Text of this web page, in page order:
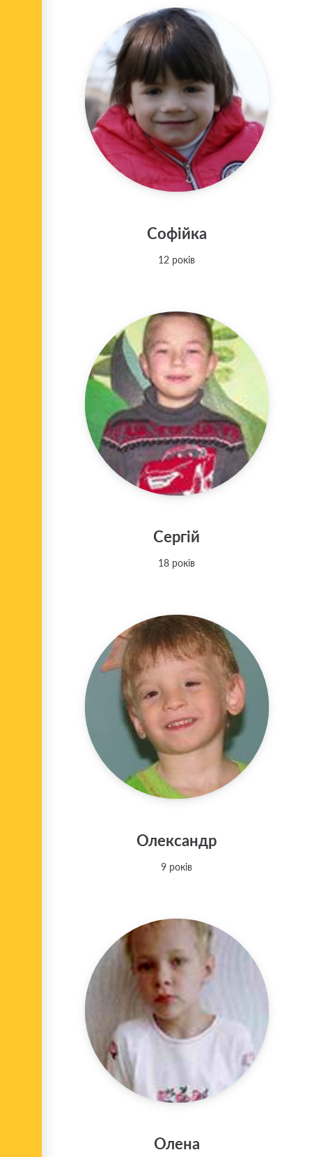
Софійка
12 років
Сергій
18 років
Олександр
9 років
Олена